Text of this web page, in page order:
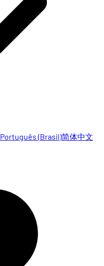
Português (Brasil)简体中文